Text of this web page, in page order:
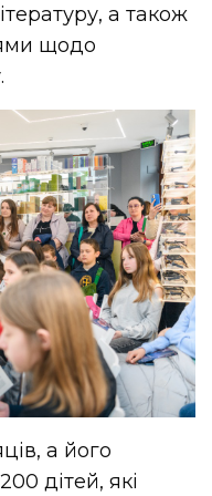
а також
щодо
а його
дітей, які